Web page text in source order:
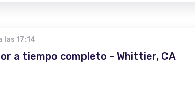
las 17:14
a tiempo completo - Whittier, CA